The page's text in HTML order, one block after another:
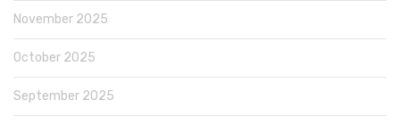
November 2025
October 2025
September 2025